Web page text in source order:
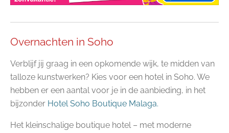
Overnachten in Soho
Verblijf jij graag in een opkomende wijk, te midden van
talloze kunstwerken? Kies voor een hotel in Soho. We
hebben er een aantal voor je in de aanbieding, in het
bijzonder Hotel Soho Boutique Malaga.
Het kleinschalige boutique hotel – met moderne